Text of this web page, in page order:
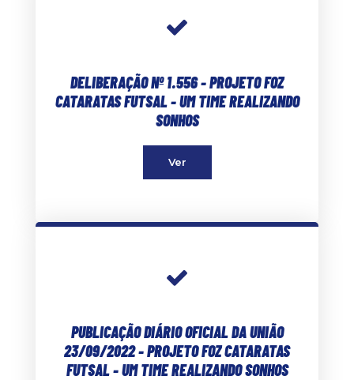
DELIBERAÇÃO Nº 1.556 - PROJETO FOZ
CATARATAS FUTSAL - UM TIME REALIZANDO
SONHOS
Ver
PUBLICAÇÃO DIÁRIO OFICIAL DA UNIÃO
23/09/2022 - PROJETO FOZ CATARATAS
FUTSAL - UM TIME REALIZANDO SONHOS